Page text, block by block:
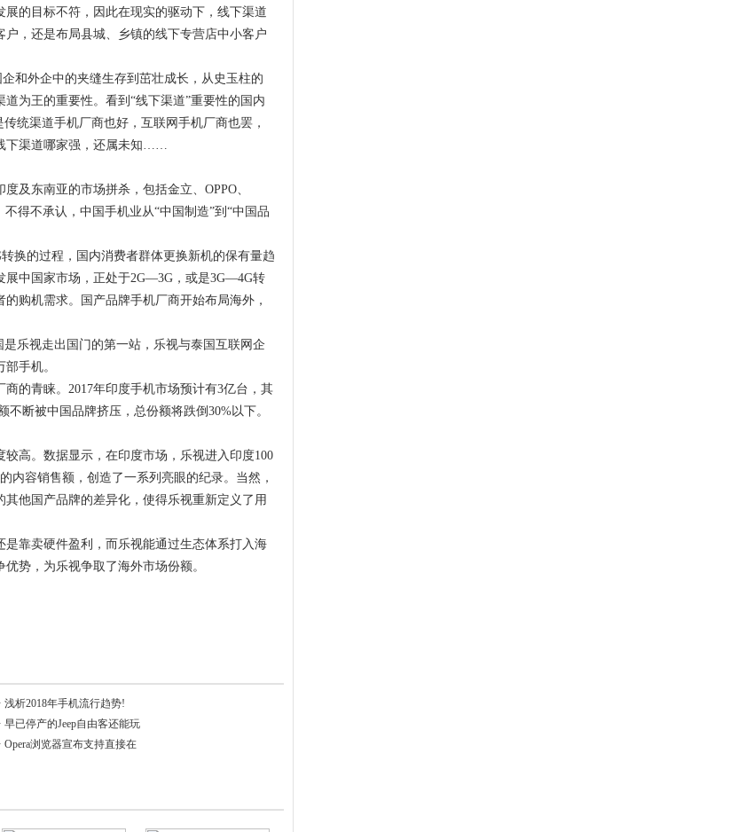
的目标不符，因此在现实的驱动下，线下渠道
，还是布局县城、乡镇的线下专营店中小客户
和外企中的夹缝生存到茁壮成长，从史玉柱的
为王的重要性。看到“线下渠道”重要性的国内
统渠道手机厂商也好，互联网手机厂商也罢，
下渠道哪家强，还属未知……
及东南亚的市场拼杀，包括金立、OPPO、
得不承认，中国手机业从“中国制造”到“中国品
换的过程，国内消费者群体更换新机的保有量趋
展中国家市场，正处于2G—3G，或是3G—4G转
购机需求。国产品牌手机厂商开始布局海外，
乐视走出国门的第一站，乐视与泰国互联网企
手机。
的青睐。2017年印度手机市场预计有3亿台，其
断被中国品牌挤压，总份额将跌倒30%以下。
高。数据显示，在印度市场，乐视进入印度100
内容销售额，创造了一系列亮眼的纪录。当然，
他国产品牌的差异化，使得乐视重新定义了用
靠卖硬件盈利，而乐视能通过生态体系打入海
势，为乐视争取了海外市场份额。
· 浅析2018年手机流行趋势!
· 早已停产的Jeep自由客还能玩
· Opera浏览器宣布支持直接在